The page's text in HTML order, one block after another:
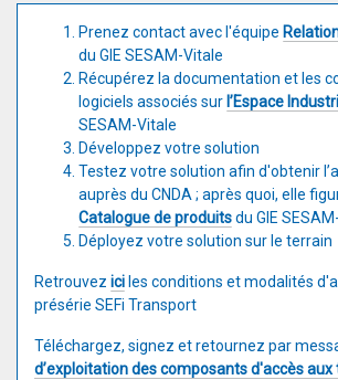
Prenez contact avec l'équipe
du GIE SESAM-Vitale
Récupérez la documentation et les
logiciels associés sur l’Espace
SESAM-Vitale
Développez votre solution
Testez votre solution afin d'obtenir
auprès du CNDA ; après quoi, elle
Catalogue de produitsdu GIE
Déployez votre solution sur le terrain
Retrouvez ici les conditions et modalités
présérie SEFi Transport
Téléchargez, signez et retournez par
d’exploitation des composants d'accès